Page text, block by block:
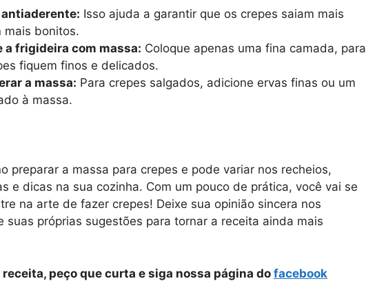
Isso ajuda a garantir que os crepes saiam mais
mais bonitos.
a frigideira com massa: Coloque apenas uma fina camada, para
fiquem finos e delicados.
a massa: Para crepes salgados, adicione ervas finas ou um
à massa.
preparar a massa para crepes e pode variar nos recheios,
e dicas na sua cozinha. Com um pouco de prática, você vai se
na arte de fazer crepes! Deixe sua opinião sincera nos
suas próprias sugestões para tornar a receita ainda mais
peço que curta e siga nossa página do facebook